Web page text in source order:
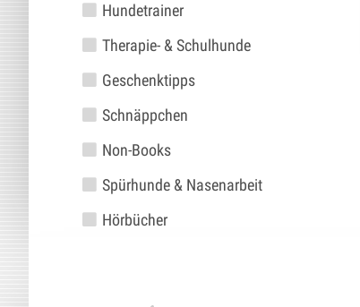
Hundetrainer
Therapie- & Schulhunde
Geschenktipps
Schnäppchen
Non-Books
Spürhunde & Nasenarbeit
Hörbücher